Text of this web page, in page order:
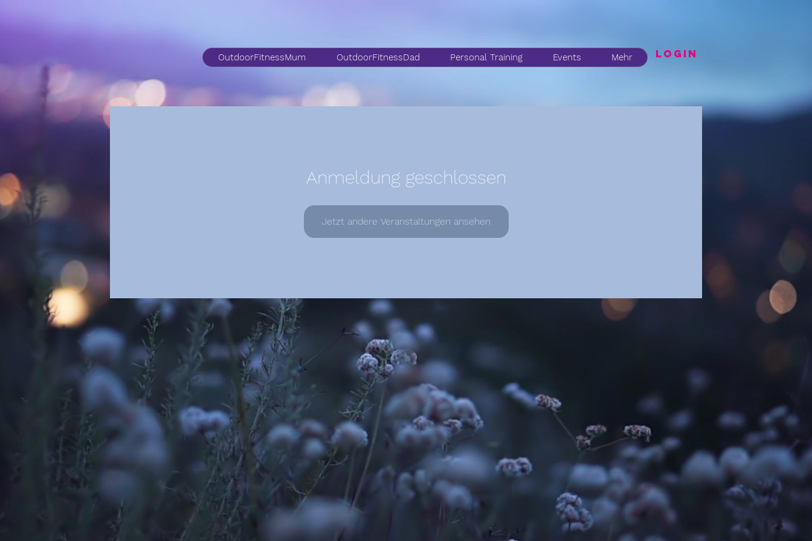
OutdoorFitnessMum OutdoorFitnessDad Personal Training Events Mehr LogIN
Anmeldung geschlossen
Jetzt andere Veranstaltungen ansehen